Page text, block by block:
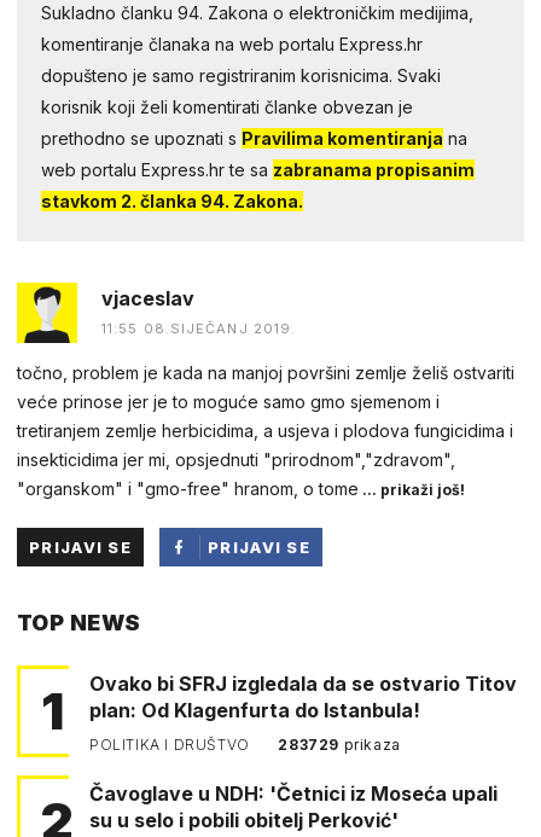
Sukladno članku 94. Zakona o elektroničkim medijima,
komentiranje članaka na web portalu Express.hr
dopušteno je samo registriranim korisnicima. Svaki
korisnik koji želi komentirati članke obvezan je
prethodno se upoznati s Pravilima komentiranja na
web portalu Express.hr te sa zabranama propisanim
stavkom 2. članka 94. Zakona.
vjaceslav
11:55 08.SIJEČANJ 2019.
točno, problem je kada na manjoj površini zemlje želiš ostvariti
veće prinose jer je to moguće samo gmo sjemenom i
tretiranjem zemlje herbicidima, a usjeva i plodova fungicidima i
insekticidima jer mi, opsjednuti "prirodnom","zdravom",
"organskom" i "gmo-free" hranom, o tome ... prikaži još!
PRIJAVI SE
PRIJAVI SE
TOP NEWS
1
Ovako bi SFRJ izgledala da se ostvario Titov
plan: Od Klagenfurta do Istanbula!
POLITIKA I DRUŠTVO 283729 prikaza
2
Čavoglave u NDH: 'Četnici iz Moseća upali
su u selo i pobili obitelj Perković'